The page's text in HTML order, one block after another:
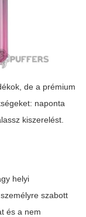
de a prémium
naponta
kiszerelést.
helyi
szabott
és a nem